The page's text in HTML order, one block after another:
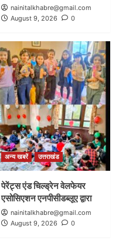
nainitalkhabre@gmail.com
August 9, 2026
0
अन्य खबरें उत्तराखंड
पेरेंट्स एंड चिल्ड्रेन वेलफेयर
एसोसिएशन एनपीसीडब्लूए द्वारा
nainitalkhabre@gmail.com
August 9, 2026
0